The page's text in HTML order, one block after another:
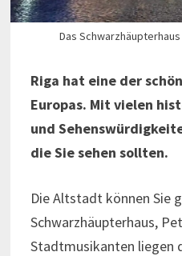
Das
Riga hat eine der
Europas. Mit vielen
und
die Sie sehen sollten.
Die Altstadt können Sie
Schwarzhäupterhaus,
Stadtmusikanten liegen